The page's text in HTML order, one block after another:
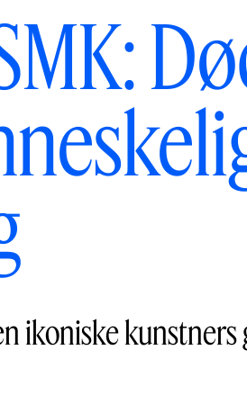
ikoniske kunstners